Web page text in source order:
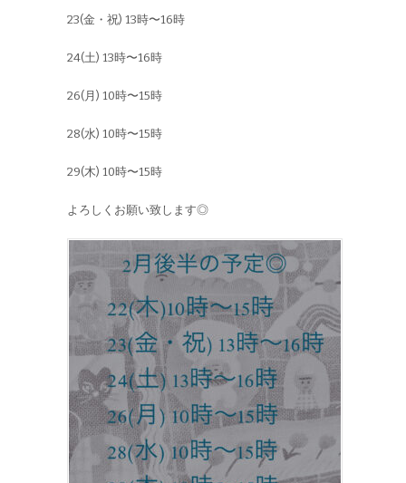
23(金・祝) 13時〜16時
24(土) 13時〜16時
26(月) 10時〜15時
28(水) 10時〜15時
29(木) 10時〜15時
よろしくお願い致します◎